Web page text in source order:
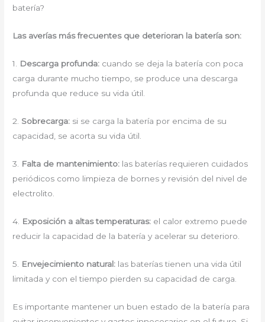
batería?
Las averías más frecuentes que deterioran la batería son:
1. Descarga profunda: cuando se deja la batería con poca
carga durante mucho tiempo, se produce una descarga
profunda que reduce su vida útil.
2. Sobrecarga: si se carga la batería por encima de su
capacidad, se acorta su vida útil.
3. Falta de mantenimiento: las baterías requieren cuidados
periódicos como limpieza de bornes y revisión del nivel de
electrolito.
4. Exposición a altas temperaturas: el calor extremo puede
reducir la capacidad de la batería y acelerar su deterioro.
5. Envejecimiento natural: las baterías tienen una vida útil
limitada y con el tiempo pierden su capacidad de carga.
Es importante mantener un buen estado de la batería para